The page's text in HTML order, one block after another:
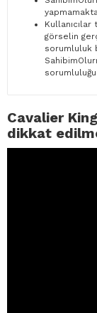
görselin
sorumluluk
Cavalier
dikkat